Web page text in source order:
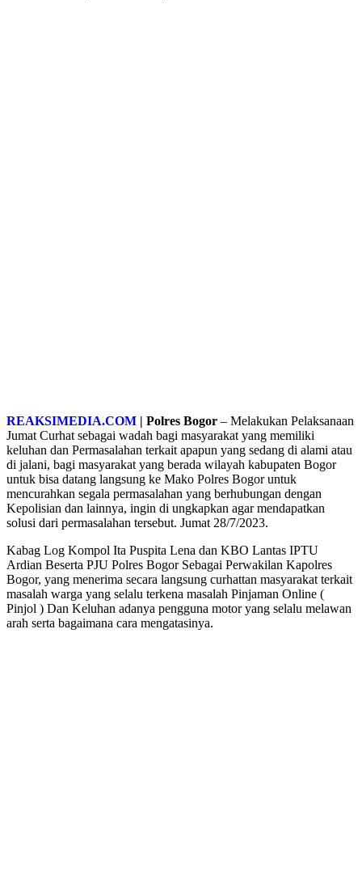
REAKSIMEDIA.COM | Polres Bogor – Melakukan Pelaksanaan
Jumat Curhat sebagai wadah bagi masyarakat yang memiliki
keluhan dan Permasalahan terkait apapun yang sedang di alami atau
di jalani, bagi masyarakat yang berada wilayah kabupaten Bogor
untuk bisa datang langsung ke Mako Polres Bogor untuk
mencurahkan segala permasalahan yang berhubungan dengan
Kepolisian dan lainnya, ingin di ungkapkan agar mendapatkan
solusi dari permasalahan tersebut. Jumat 28/7/2023.
Kabag Log Kompol Ita Puspita Lena dan KBO Lantas IPTU
Ardian Beserta PJU Polres Bogor Sebagai Perwakilan Kapolres
Bogor, yang menerima secara langsung curhattan masyarakat terkait
masalah warga yang selalu terkena masalah Pinjaman Online (
Pinjol ) Dan Keluhan adanya pengguna motor yang selalu melawan
arah serta bagaimana cara mengatasinya.